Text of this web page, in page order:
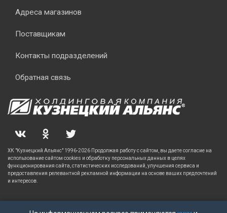
Адреса магазинов
Поставщикам
Контакты подразделений
Обратная связь
ХК "Кузнецкий Альянс" 1996-2026 Продолжая работу с сайтом, вы даете согласие на
использование сайтом cookies и обработку персональных данных в целях
функционирования сайта, статистических исследований, улучшения сервиса и
предоставления релевантной рекламной информации на основе ваших предпочтений
и интересов.